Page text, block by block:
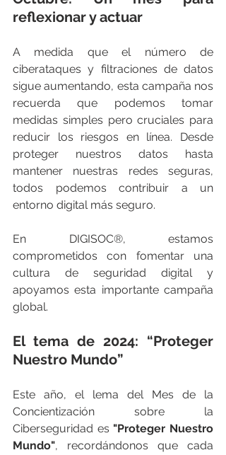
reflexionar y actuar
A medida que el número de
ciberataques y filtraciones de datos
sigue aumentando, esta campaña nos
recuerda que podemos tomar
medidas simples pero cruciales para
reducir los riesgos en línea. Desde
proteger nuestros datos hasta
mantener nuestras redes seguras,
todos podemos contribuir a un
entorno digital más seguro.
En DIGISOC®, estamos
comprometidos con fomentar una
cultura de seguridad digital y
apoyamos esta importante campaña
global.
El tema de 2024: “Proteger
Nuestro Mundo”
Este año, el lema del Mes de la
Concientización sobre la
Ciberseguridad es "Proteger Nuestro
Mundo", recordándonos que cada